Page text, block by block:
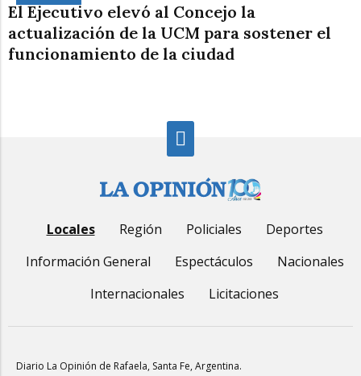
El Ejecutivo elevó al Concejo la
actualización de la UCM para sostener el
funcionamiento de la ciudad
Locales Región Policiales
Deportes
Información General
Espectáculos
Nacionales
Internacionales
Licitaciones
Diario La Opinión de Rafaela, Santa Fe, Argentina.